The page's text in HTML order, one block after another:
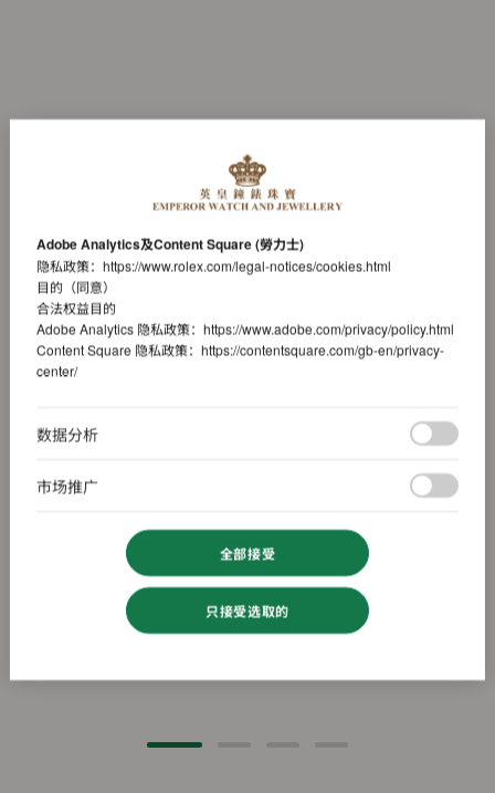
Adobe Analytics及Content Square (勞力士)
隐私政策： https://www.rolex.com/legal-notices/cookies.html
目的（同意）
合法权益目的
Adobe Analytics 隐私政策： https://www.adobe.com/privacy/policy.html
Content Square 隐私政策： https://contentsquare.com/gb-en/privacy-
center/
数据分析
市场推广
全部接受
只接受选取的